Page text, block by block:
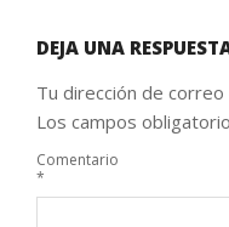
DEJA UNA
Tu dirección de
Los campos
Comentario
*